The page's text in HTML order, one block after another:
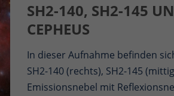
SH2-140, SH2-145
CEPHEUS
In dieser Aufnahme befinden
SH2-140 (rechts), SH2-145
Emissionsnebel mit